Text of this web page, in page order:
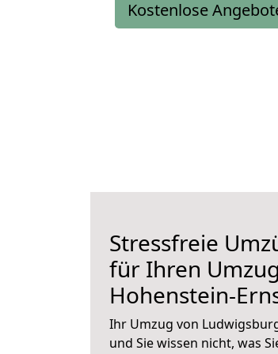
Kostenlose
Stressfreie
für Ihren
Hohenstein-
Ihr Umzug von
und Sie wissen nicht, was